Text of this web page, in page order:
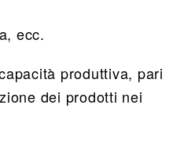
ecc.
produttiva, pari
dei prodotti nei